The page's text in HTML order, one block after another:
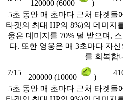
120000 (6000 )
5초 동안 매 초마다 근처 타겟들
타겟의 최대 HP의 8%)의 데미지
웅은 데미지를 70% 덜 받으며,
다. 또한 영웅은 매 3초마다 자
를 회복합
7/15
200000 (10000 )
5초 동안 매 초마다 근처 타겟들